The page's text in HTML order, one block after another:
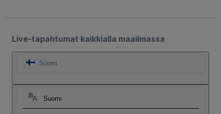
Live-tapahtumat kaikkialla maailmassa
Suomi
Suomi